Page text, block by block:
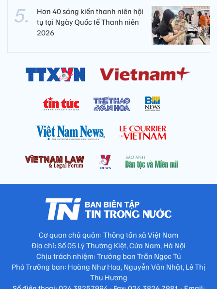
Hơn 40 sáng kiến thanh niên hội
tụ tại Ngày Quốc tế Thanh niên
2026
Cơ quan chủ quản: Thông tấn xã Việt Nam
Địa chỉ: Số 05 Lý Thường Kiệt, Cửa Nam, Hà Nội
Chịu trách nhiệm: Trưởng ban Trần Ngọc Tú